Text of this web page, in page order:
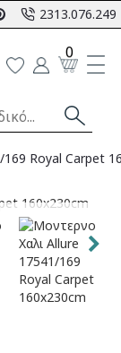
2313.076.249
0
Royal Carpet